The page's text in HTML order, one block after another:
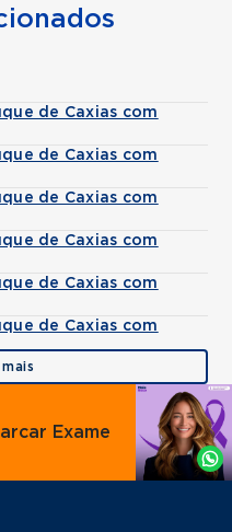
de Caxias com
de Caxias com
de Caxias com
de Caxias com
de Caxias com
de Caxias com
Agende
por
Whatsapp
Exame